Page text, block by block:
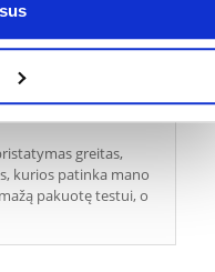
išdavimo data 2022/09/26
greitas,
kurios patinka mano
pakuotę testui, o